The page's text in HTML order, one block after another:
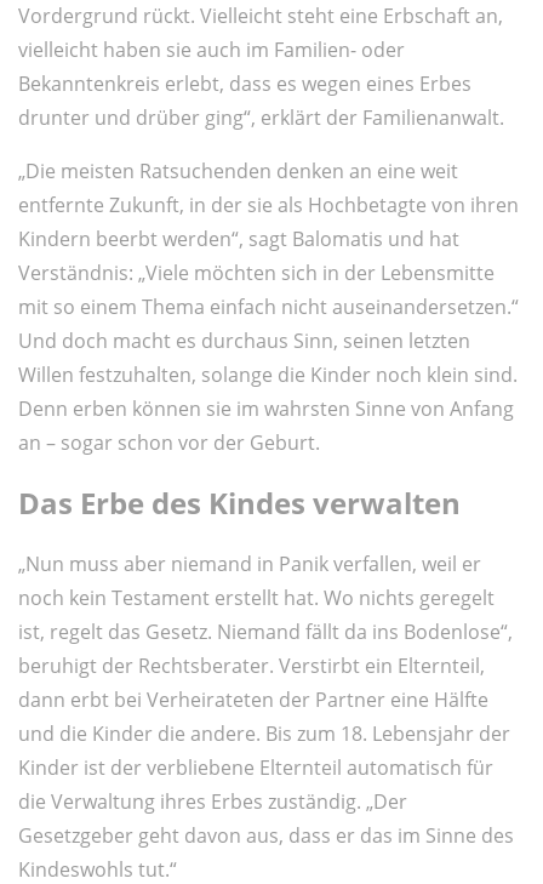
Vordergrund rückt. Vielleicht steht eine Erbschaft an,
vielleicht haben sie auch im Familien- oder
Bekanntenkreis erlebt, dass es wegen eines Erbes
drunter und drüber ging“, erklärt der Familienanwalt.
„Die meisten Ratsuchenden denken an eine weit
entfernte Zukunft, in der sie als Hochbetagte von ihren
Kindern beerbt werden“, sagt Balomatis und hat
Verständnis: „Viele möchten sich in der Lebensmitte
mit so einem Thema einfach nicht auseinandersetzen.“
Und doch macht es durchaus Sinn, seinen letzten
Willen festzuhalten, solange die Kinder noch klein sind.
Denn erben können sie im wahrsten Sinne von Anfang
an – sogar schon vor der Geburt.
Das Erbe des Kindes verwalten
„Nun muss aber niemand in Panik verfallen, weil er
noch kein Testament erstellt hat. Wo nichts geregelt
ist, regelt das Gesetz. Niemand fällt da ins Bodenlose“,
beruhigt der Rechtsberater. Verstirbt ein Elternteil,
dann erbt bei Verheirateten der Partner eine Hälfte
und die Kinder die andere. Bis zum 18. Lebensjahr der
Kinder ist der verbliebene Elternteil automatisch für
die Verwaltung ihres Erbes zuständig. „Der
Gesetzgeber geht davon aus, dass er das im Sinne des
Kindeswohls tut.“